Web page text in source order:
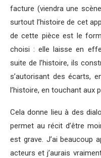
facture (viendra une
surtout l’histoire de cet
de cette pièce est le
choisi : elle laisse en
suite de l’histoire, ils
s’autorisant des écarts,
l’histoire, en touchant aux
Cela donne lieu à des
permet au récit d’être
est grave. J’ai beaucoup
acteurs et j’aurais